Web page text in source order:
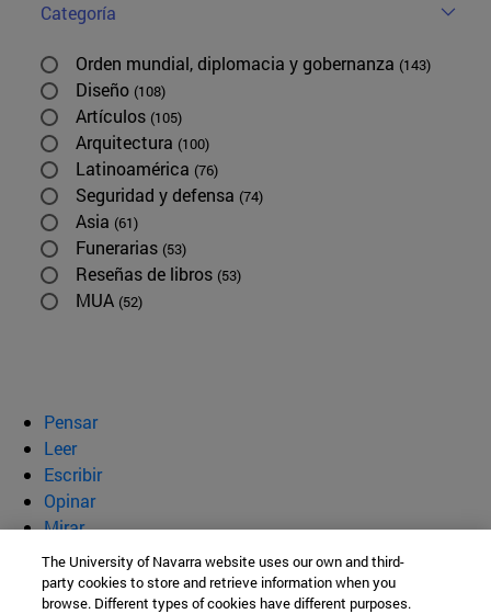
Categoría
Orden mundial, diplomacia y gobernanza (143)
Diseño (108)
Artículos (105)
Arquitectura (100)
Latinoamérica (76)
Seguridad y defensa (74)
Asia (61)
Funerarias (53)
Reseñas de libros (53)
MUA (52)
Pensar
Leer
Escribir
Opinar
Mirar
Quiénes somos
BeBrave
The University of Navarra website uses our own and third-
party cookies to store and retrieve information when you
browse. Different types of cookies have different purposes.